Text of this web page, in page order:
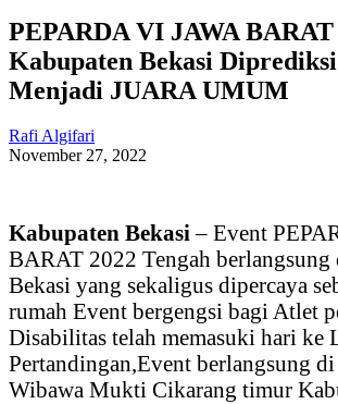
PEPARDA VI JAWA BARAT
Kabupaten Bekasi
Menjadi JUARA UMUM
Rafi Algifari
November 27, 2022
Kabupaten Bekasi – Event
BARAT 2022 Tengah berlangsung
Bekasi yang sekaligus dipercaya
rumah Event bergengsi bagi Atlet
Disabilitas telah memasuki hari ke
Pertandingan,Event berlangsung
Wibawa Mukti Cikarang timur